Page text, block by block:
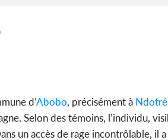
d’Abobo, précisément à Ndotré
Selon des témoins, l’individu,
un accès de rage incontrôlable,